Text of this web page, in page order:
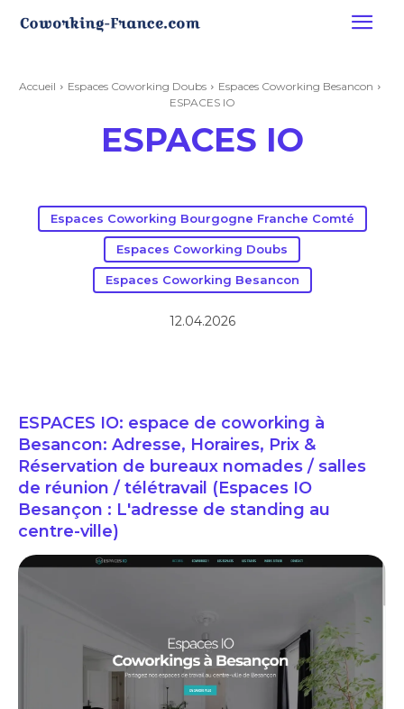
Accueil Espaces Coworking Doubs
Espaces Coworking Besancon
ESPACES IO
ESPACES IO
Espaces Coworking Bourgogne Franche Comté
Espaces Coworking Doubs
Espaces Coworking Besancon
12.04.2026
ESPACES IO: espace de coworking à
Besancon: Adresse, Horaires, Prix &
Réservation de bureaux nomades / salles
de réunion / télétravail (Espaces IO
Besançon : L'adresse de standing au
centre-ville)